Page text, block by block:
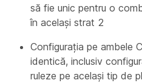
să fie unic pentru o
în același strat 2
Configurația pe ambele
identică, inclusiv
ruleze pe același tip de